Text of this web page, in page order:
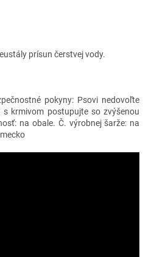
prísun čerstvej vody.
pokyny: Psovi nedovoľte
krmivom postupujte so zvýšenou
na obale. Č. výrobnej šarže: na